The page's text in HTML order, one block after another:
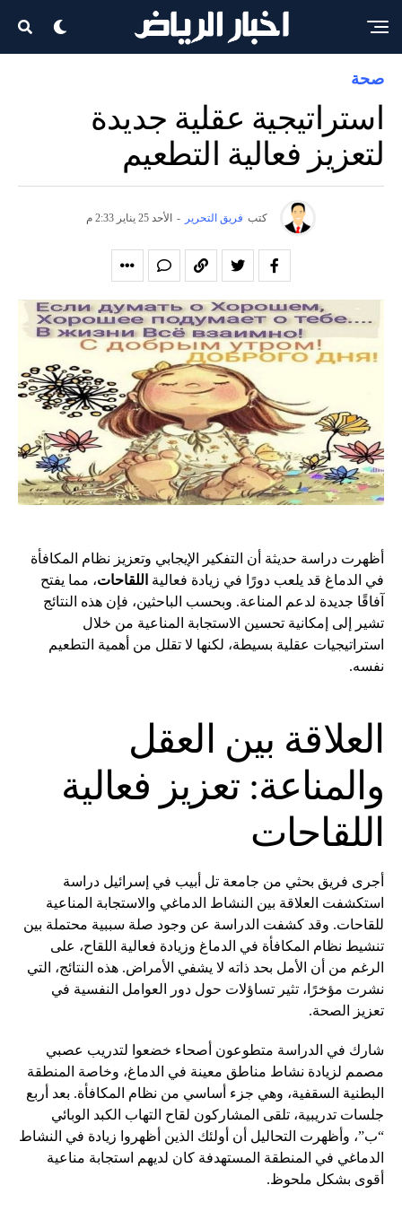
صحة
استراتيجية عقلية جديدة
لتعزيز فعالية التطعيم
كتب فريق التحرير - الأحد 25 يناير 2:33 م
أظهرت دراسة حديثة أن التفكير الإيجابي وتعزيز نظام المكافأة
في الدماغ قد يلعب دورًا في زيادة فعالية اللقاحات، مما يفتح
آفاقًا جديدة لدعم المناعة. وبحسب الباحثين، فإن هذه النتائج
تشير إلى إمكانية تحسين الاستجابة المناعية من خلال
استراتيجيات عقلية بسيطة، لكنها لا تقلل من أهمية التطعيم
نفسه.
العلاقة بين العقل
والمناعة: تعزيز فعالية
اللقاحات
أجرى فريق بحثي من جامعة تل أبيب في إسرائيل دراسة
استكشفت العلاقة بين النشاط الدماغي والاستجابة المناعية
للقاحات. وقد كشفت الدراسة عن وجود صلة سببية محتملة بين
تنشيط نظام المكافأة في الدماغ وزيادة فعالية اللقاح، على
الرغم من أن الأمل بحد ذاته لا يشفي الأمراض. هذه النتائج، التي
نشرت مؤخرًا، تثير تساؤلات حول دور العوامل النفسية في
تعزيز الصحة.
شارك في الدراسة متطوعون أصحاء خضعوا لتدريب عصبي
مصمم لزيادة نشاط مناطق معينة في الدماغ، وخاصة المنطقة
البطنية السقفية، وهي جزء أساسي من نظام المكافأة. بعد أربع
جلسات تدريبية، تلقى المشاركون لقاح التهاب الكبد الوبائي
“ب”، وأظهرت التحاليل أن أولئك الذين أظهروا زيادة في النشاط
الدماغي في المنطقة المستهدفة كان لديهم استجابة مناعية
أقوى بشكل ملحوظ.